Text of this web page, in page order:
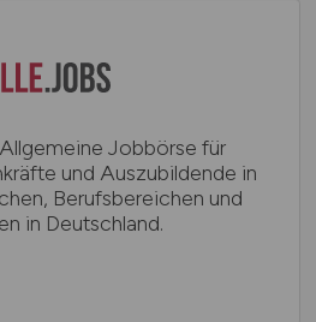
Jobbörse für
und Auszubildende in
Berufsbereichen und
in Deutschland.